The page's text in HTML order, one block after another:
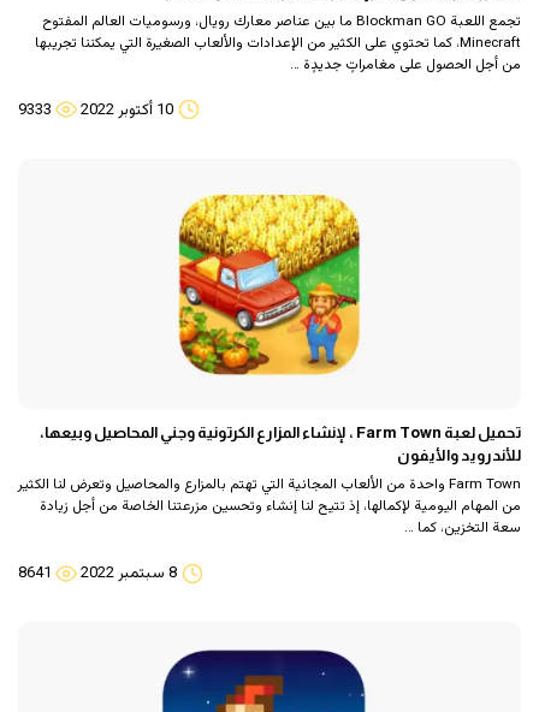
تجمع اللعبة Blockman GO ما بين عناصر معارك رويال، ورسوميات العالم المفتوح
Minecraft، كما تحتوي على الكثير من الإعدادات والألعاب الصغيرة التي يمكننا تجريبها
من أجل الحصول على مغامراتٍ جديدٍة …
10 أكتوبر 2022 9333
تحميل لعبة Farm Town ، لإنشاء المزارع الكرتونية وجني المحاصيل وبيعها،
للأندرويد والأيفون
Farm Town واحدة من الألعاب المجانية التي تهتم بالمزارع والمحاصيل وتعرض لنا الكثير
من المهام اليومية لإكمالها، إذ تتيح لنا إنشاء وتحسين مزرعتنا الخاصة من أجل زيادة
سعة التخزين، كما …
8 سبتمبر 2022 8641